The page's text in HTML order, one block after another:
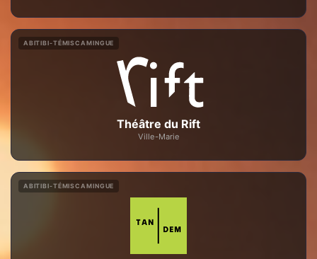
ABITIBI-TÉMISCAMINGUE
Théâtre du Rift
Ville-Marie
ABITIBI-TÉMISCAMINGUE